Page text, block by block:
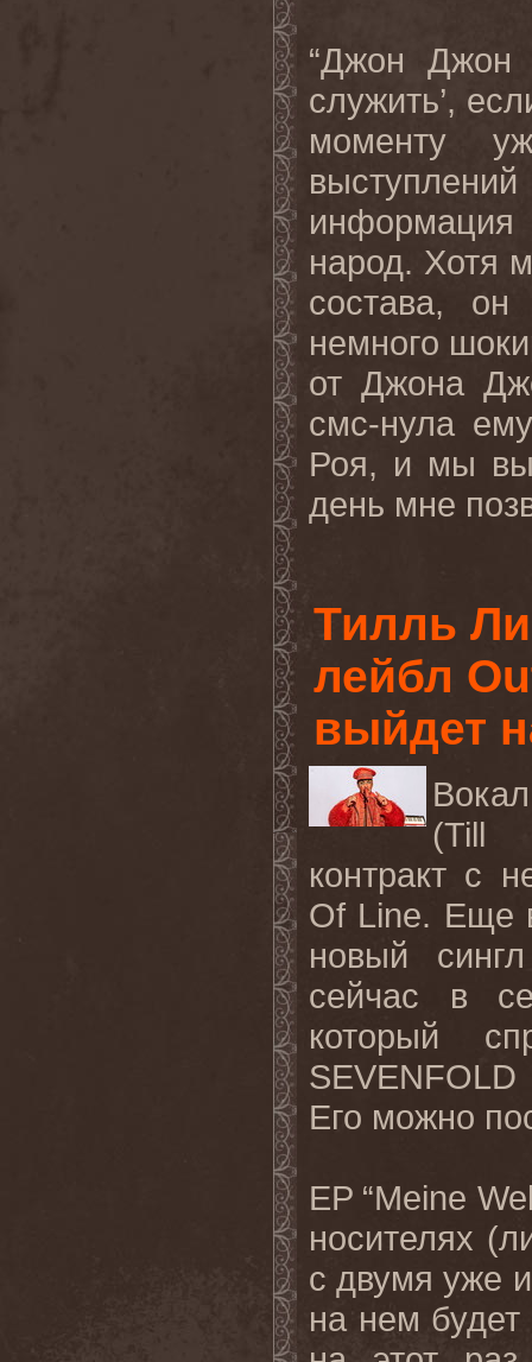
“Джон Джон
служить’,
моменту
народ. Хотя
состава,
немного
от Джона
смс-нула
Роя, и мы
день мне
Тилль
лейбл
выйдет
(Till
контракт с
Of Line. Еще
новый
сейчас в
который
SEVENFOLD
Его можно
EP “Meine
носителях
с двумя уже
на нем будет